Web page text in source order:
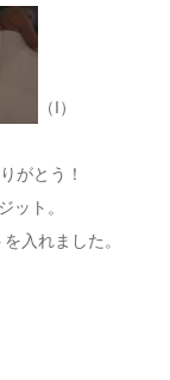
（I）
がとう！
ット。
入れました。